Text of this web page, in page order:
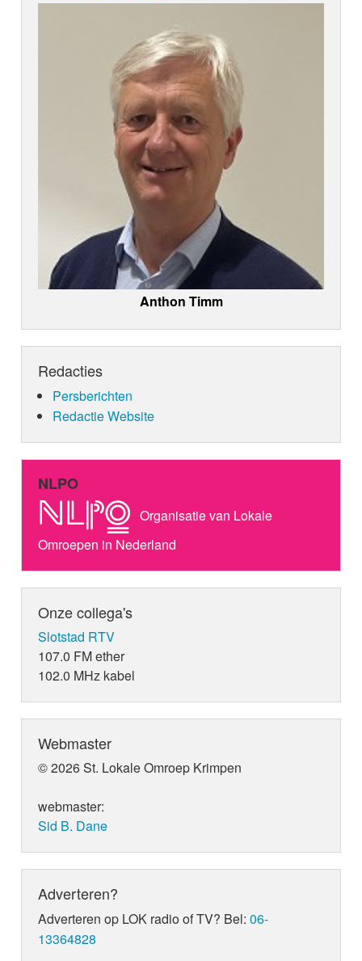
Anthon Timm
Redacties
Persberichten
Redactie Website
NLPO
Organisatie van Lokale
Omroepen in Nederland
Onze collega's
Slotstad RTV
107.0 FM ether
102.0 MHz kabel
Webmaster
© 2026 St. Lokale Omroep Krimpen
webmaster:
Sid B. Dane
Adverteren?
Adverteren op LOK radio of TV? Bel:06-
13364828